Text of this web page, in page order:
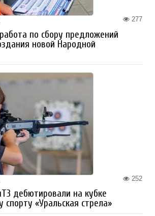
277
по сбору предложений
новой Народной
252
дебютировали на кубке
спорту «Уральская стрела»